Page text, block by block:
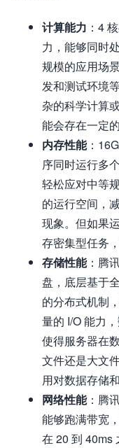
计算能力 ：4
力，能够同时
规模的应用场
发和测试环境
杂的科学计算
能会存在一定
内存性能：
序同时运行多
轻松应对中等
的运行空间，
现象。但如果
存密集型任务
存储性能：腾
盘，底层基于
的分布式机制
量的 I/O 能力
使得服务器在
文件还是大文
用对数据存储
网络性能：腾
能够跑满带宽
在 20 到 40ms